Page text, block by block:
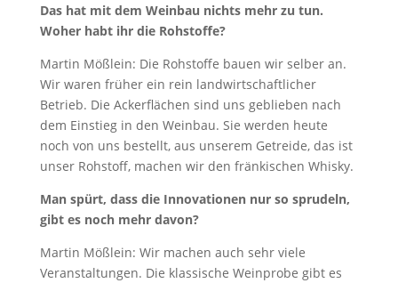
Das hat mit dem Weinbau nichts mehr zu tun.
Woher habt ihr die Rohstoffe?
Martin Mößlein: Die Rohstoffe bauen wir selber an.
Wir waren früher ein rein landwirtschaftlicher
Betrieb. Die Ackerflächen sind uns geblieben nach
dem Einstieg in den Weinbau. Sie werden heute
noch von uns bestellt, aus unserem Getreide, das ist
unser Rohstoff, machen wir den fränkischen Whisky.
Man spürt, dass die Innovationen nur so sprudeln,
gibt es noch mehr davon?
Martin Mößlein: Wir machen auch sehr viele
Veranstaltungen. Die klassische Weinprobe gibt es